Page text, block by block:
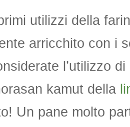
utilizzi della
arricchito con i
l’utilizzo
kamut della
Un pane molto